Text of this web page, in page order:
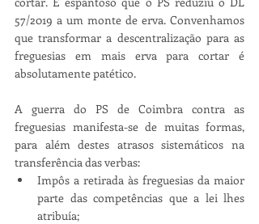
57/2019 a um monte de erva. Convenhamos
que transformar a descentralização para as
freguesias em mais erva para cortar é
absolutamente patético.
A guerra do PS de Coimbra contra as
freguesias manifesta-se de muitas formas,
para além destes atrasos sistemáticos na
transferência das verbas:
Impôs a retirada às freguesias da maior
parte das competências que a lei lhes
atribuía;